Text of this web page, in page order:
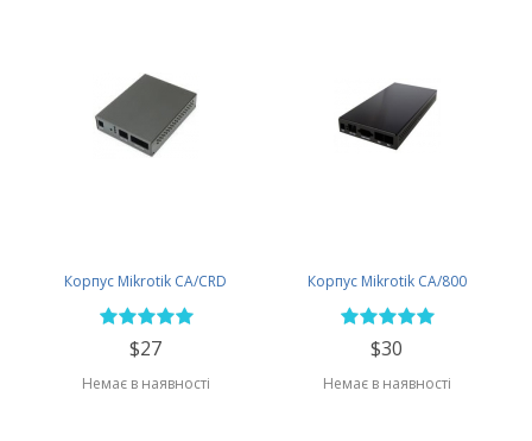
Корпус Mikrotik CA/CRD
$27
Немає в наявності
Корпус Mikrotik CA/800
$30
Немає в наявності